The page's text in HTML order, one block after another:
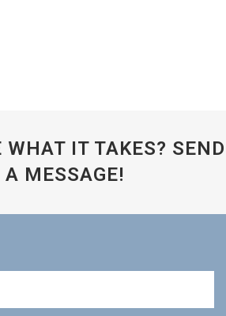
WHAT IT TAKES? SEND
A MESSAGE!